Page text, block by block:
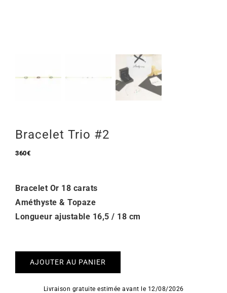
Bracelet Trio #2
360€
Bracelet Or 18 carats
Améthyste & Topaze
Longueur ajustable 16,5 / 18 cm
AJOUTER AU PANIER
Livraison gratuite estimée avant le 12/08/2026